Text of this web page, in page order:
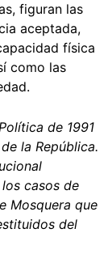
figuran las
aceptada,
física
como las
de 1991
la República.
casos de
Mosquera que
del